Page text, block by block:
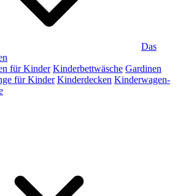
Das
für Kinder Kinderbettwäsche Gardinen
für Kinder Kinderdecken Kinderwagen-